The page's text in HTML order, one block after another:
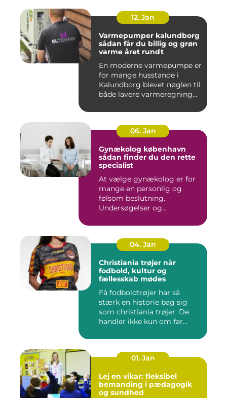
12. Jan
Varmepumper kalundborg
sådan får du billig og grøn
varme året rundt
En moderne varmepumpe er
for mange husstande i
Kalundborg blevet nøglen til
både lavere varmeregning...
06. Jan
Gynækolog københavn
sådan finder du den rette
specialist
At vælge gynækolog er for
mange en personlig og
følsom beslutning.
Undersøgelser og
04. Jan
Christiania trøjer når
fodbold, kultur og
fællesskab mødes
Få fodboldtrøjer har så
stærk en historie bag sig
som christiania trøjer. De
handler ikke kun om far...
01. Jan
Lej en vikar: fleksibel
bemanding i pædagogik
og sundhed